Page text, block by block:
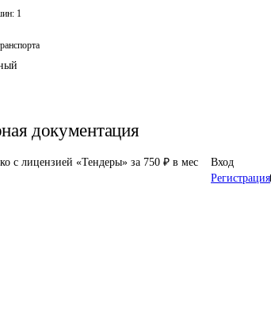
1
документация
с лицензией «Тендеры» за 750 ₽ в мес
Вход
Регистрация